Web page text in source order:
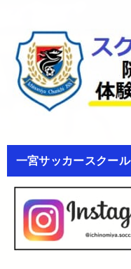
一宮サッカースクール